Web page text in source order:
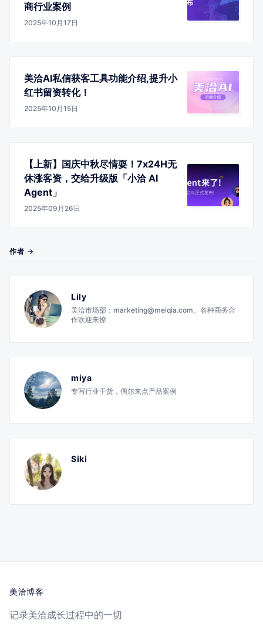
商行业案例
2025年10月17日
美洽AI私信获客工具功能介绍,提升小
红书留资转化！
2025年10月15日
【上新】国庆中秋尽情耍！7x24H无
休涨客资，交给升级版「小洽 AI
Agent」
2025年09月26日
作者 →
Lily
美洽市场部：marketing@meiqia.com。各种商务合
作欢迎来撩
miya
专写行业干货，偶尔来点产品案例
Siki
美洽博客
记录美洽成长过程中的一切